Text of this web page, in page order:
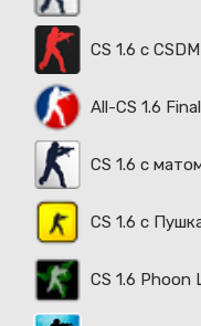
CS 1.6 с
All-CS 1.6
CS 1.6 с
CS 1.6 с
CS 1.6 Phoon